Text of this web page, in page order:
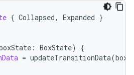
{ Collapsed, Expanded }
: BoxState)
{
= updateTransitionData(